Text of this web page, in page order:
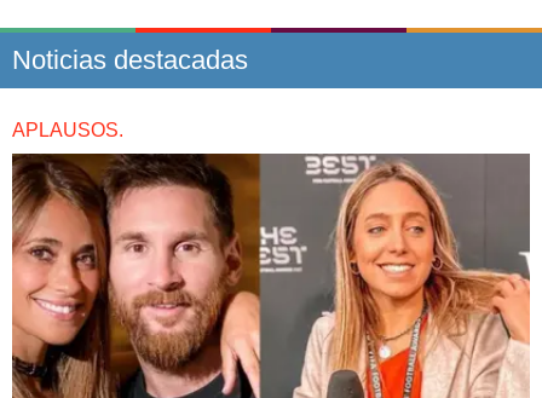
Noticias destacadas
APLAUSOS.